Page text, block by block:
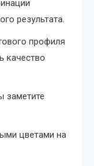
результата.
профиля
качество
заметите
цветами на